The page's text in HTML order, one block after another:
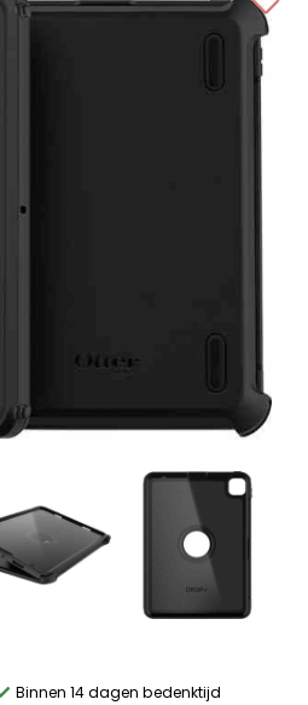
Binnen 14 dagen bedenktijd